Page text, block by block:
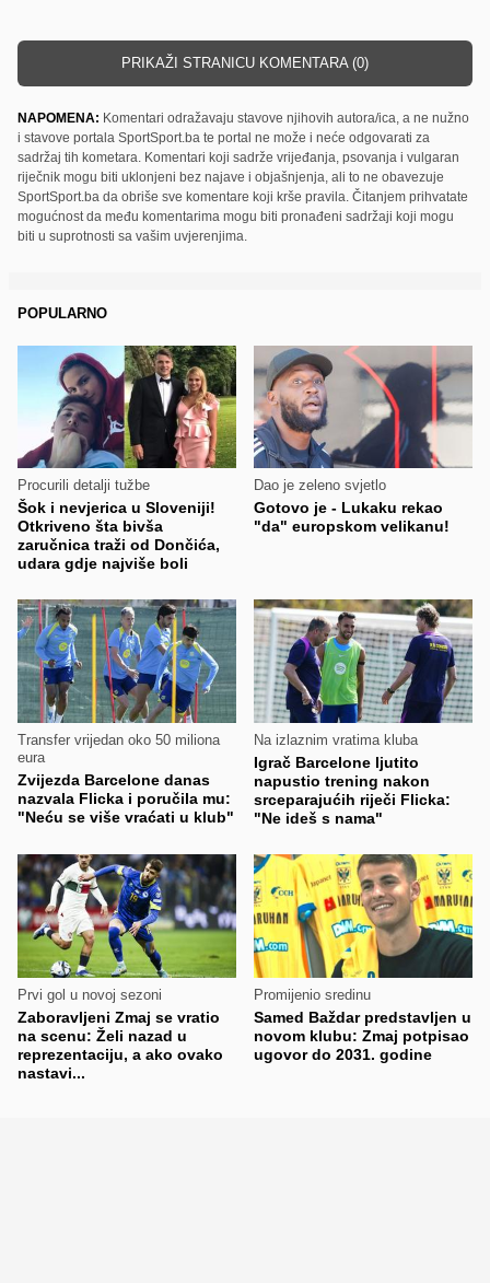
PRIKAŽI STRANICU KOMENTARA (0)
NAPOMENA: Komentari odražavaju stavove njihovih autora/ica, a ne nužno
i stavove portala SportSport.ba te portal ne može i neće odgovarati za
sadržaj tih kometara. Komentari koji sadrže vrijeđanja, psovanja i vulgaran
riječnik mogu biti uklonjeni bez najave i objašnjenja, ali to ne obavezuje
SportSport.ba da obriše sve komentare koji krše pravila. Čitanjem prihvatate
mogućnost da među komentarima mogu biti pronađeni sadržaji koji mogu
biti u suprotnosti sa vašim uvjerenjima.
POPULARNO
Procurili detalji tužbe
Šok i nevjerica u Sloveniji!
Otkriveno šta bivša
zaručnica traži od Dončića,
udara gdje najviše boli
Dao je zeleno svjetlo
Gotovo je - Lukaku rekao
"da" europskom velikanu!
Transfer vrijedan oko 50 miliona
eura
Zvijezda Barcelone danas
nazvala Flicka i poručila mu:
"Neću se više vraćati u klub"
Na izlaznim vratima kluba
Igrač Barcelone ljutito
napustio trening nakon
srceparajućih riječi Flicka:
"Ne ideš s nama"
Prvi gol u novoj sezoni
Zaboravljeni Zmaj se vratio
na scenu: Želi nazad u
reprezentaciju, a ako ovako
nastavi...
Promijenio sredinu
Samed Baždar predstavljen u
novom klubu: Zmaj potpisao
ugovor do 2031. godine